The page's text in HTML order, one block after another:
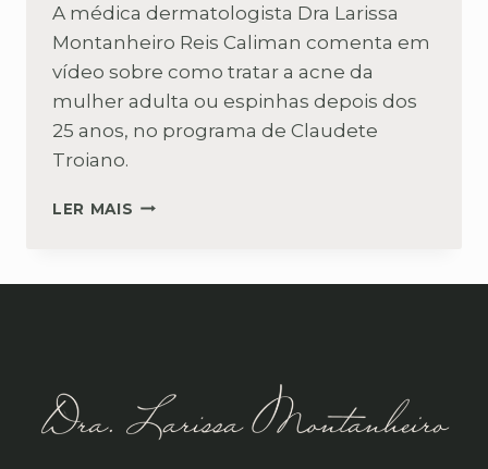
A médica dermatologista Dra Larissa
Montanheiro Reis Caliman comenta em
vídeo sobre como tratar a acne da
mulher adulta ou espinhas depois dos
25 anos, no programa de Claudete
Troiano.
LER MAIS VÍDEO: